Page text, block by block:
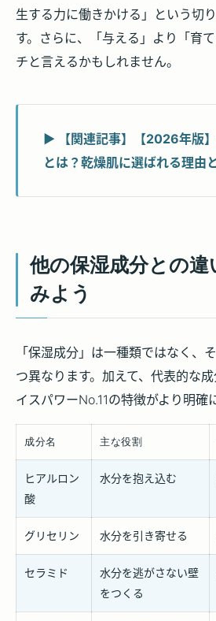
生する力に働きかける」という切
す。さらに、「与える」より「育
チと言えるかもしれません。
▶ 【関連記事】【2026年版
とは？乾燥肌に選ばれる理由
他の保湿成分との違
みよう
「保湿成分」は一種類ではなく、
つ異なります。加えて、代表的な
イスパワーNo.11の特徴がより明確
成分名 主な役割
ヒアルロン
酸
水分を抱え込む
グリセリン 水分を引き寄せる
セラミド
水分を逃がさない壁
をつくる